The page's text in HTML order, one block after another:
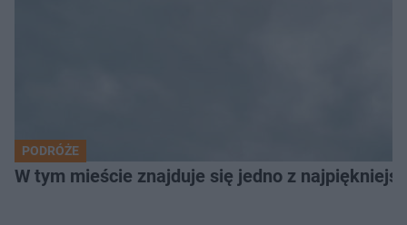
PODRÓŻE
W tym mieście znajduje się jedno z